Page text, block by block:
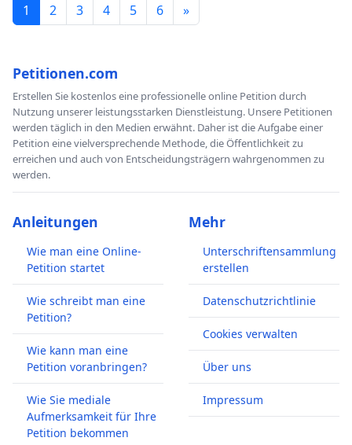
1 2 3 4 5 6 »
Petitionen.com
Erstellen Sie kostenlos eine professionelle online Petition durch
Nutzung unserer leistungsstarken Dienstleistung. Unsere Petitionen
werden täglich in den Medien erwähnt. Daher ist die Aufgabe einer
Petition eine vielversprechende Methode, die Öffentlichkeit zu
erreichen und auch von Entscheidungsträgern wahrgenommen zu
werden.
Anleitungen
Wie man eine Online-
Petition startet
Wie schreibt man eine
Petition?
Wie kann man eine
Petition voranbringen?
Wie Sie mediale
Aufmerksamkeit für Ihre
Petition bekommen
Mehr
Unterschriftensammlung
erstellen
Datenschutzrichtlinie
Cookies verwalten
Über uns
Impressum